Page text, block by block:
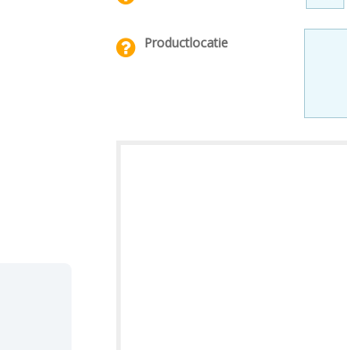
Productlocatie